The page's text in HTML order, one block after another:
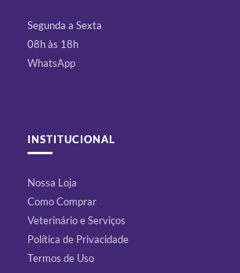
Segunda a Sexta
08h às 18h
WhatsApp
INSTITUCIONAL
Nossa Loja
Como Comprar
Veterinário e Serviços
Política de Privacidade
Termos de Uso